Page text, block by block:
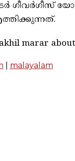
ഗീവര്‍ഗീസ്
marar
malayalam